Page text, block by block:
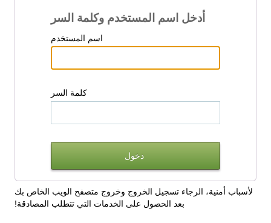
أدخل اسم المستخدم وكلمة السر
اسم المستخدم
كلمة السر
لأسباب أمنية، الرجاء تسجيل الخروج وخروج متصفح الويب الخاص بك
بعد الحصول على الخدمات التي تتطلب المصادقة!